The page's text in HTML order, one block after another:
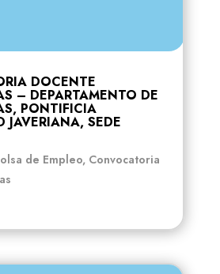
DOCENTE
– DEPARTAMENTO DE
PONTIFICIA
JAVERIANA, SEDE
de Empleo, Convocatoria